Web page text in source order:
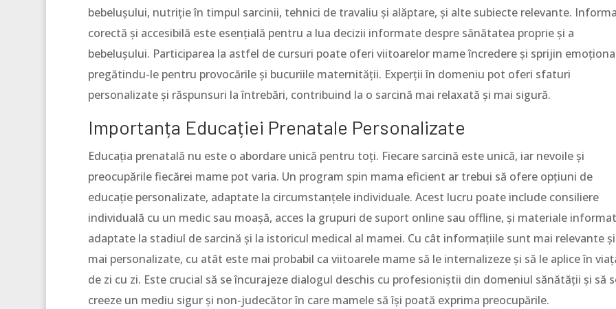
bebelușului, nutriție în timpul sarcinii, tehnici de travaliu și alăptare, și alte subiecte relevante.
corectă și accesibilă este esențială pentru a lua decizii informate despre sănătatea proprie și a
bebelușului. Participarea la astfel de cursuri poate oferi viitoarelor mame încredere și sprijin
pregătindu-le pentru provocările și bucuriile maternității. Experții în domeniu pot oferi sfaturi
personalizate și răspunsuri la întrebări, contribuind la o sarcină mai relaxată și mai sigură.
Importanța Educației Prenatale Personalizate
Educația prenatală nu este o abordare unică pentru toți. Fiecare sarcină este unică, iar nevoile și
preocupările fiecărei mame pot varia. Un program spin mama eficient ar trebui să ofere opțiuni de
educație personalizate, adaptate la circumstanțele individuale. Acest lucru poate include consiliere
individuală cu un medic sau moașă, acces la grupuri de suport online sau offline, și materiale
adaptate la stadiul de sarcină și la istoricul medical al mamei. Cu cât informațiile sunt mai relevante și
mai personalizate, cu atât este mai probabil ca viitoarele mame să le internalizeze și să le aplice în
de zi cu zi. Este crucial să se încurajeze dialogul deschis cu profesioniștii din domeniul sănătății și să
creeze un mediu sigur și non-judecător în care mamele să își poată exprima preocupările.